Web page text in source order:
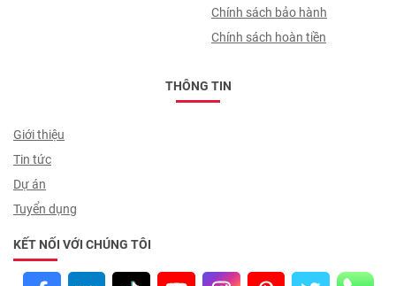
Chính sách bảo hành
Chính sách hoàn tiền
THÔNG TIN
Giới thiệu
Tin tức
Dự án
Tuyển dụng
KẾT NỐI VỚI CHÚNG TÔI